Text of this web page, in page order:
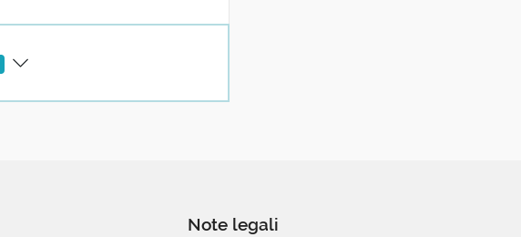
Note legali